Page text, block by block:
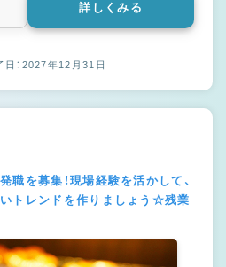
詳しくみる
日：2027年12月31日
職を募集！現場経験を活かして、
トレンドを作りましょう☆残業